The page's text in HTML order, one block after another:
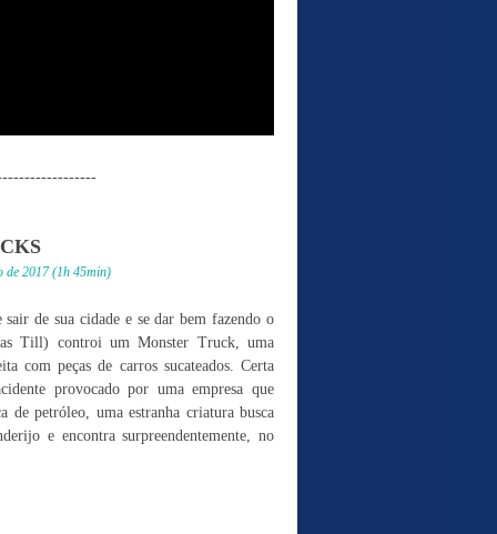
de 2017 (1h 45min)
de sua cidade e se dar bem fazendo o
Till) controi um Monster Truck, uma
com peças de carros sucateados. Certa
provocado por uma empresa que
de petróleo, uma estranha criatura busca
e encontra surpreendentemente, no